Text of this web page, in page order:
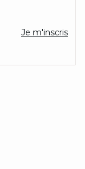
Je m'inscris